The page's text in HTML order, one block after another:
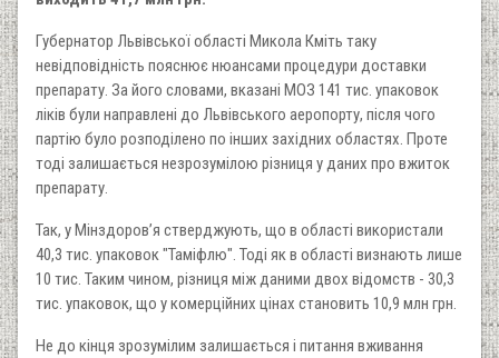
Губернатор Львівської області Микола Кміть таку
невідповідність пояснює нюансами процедури доставки
препарату. За його словами, вказані МОЗ 141 тис. упаковок
ліків були направлені до Львівського аеропорту, після чого
партію було розподілено по інших західних областях. Проте
тоді залишається незрозумілою різниця у даних про вжиток
препарату.
Так, у Мінздоров’я стверджують, що в області використали
40,3 тис. упаковок "Таміфлю". Тоді як в області визнають лише
10 тис. Таким чином, різниця між даними двох відомств - 30,3
тис. упаковок, що у комерційних цінах становить 10,9 млн грн.
Не до кінця зрозумілим залишається і питання вживання